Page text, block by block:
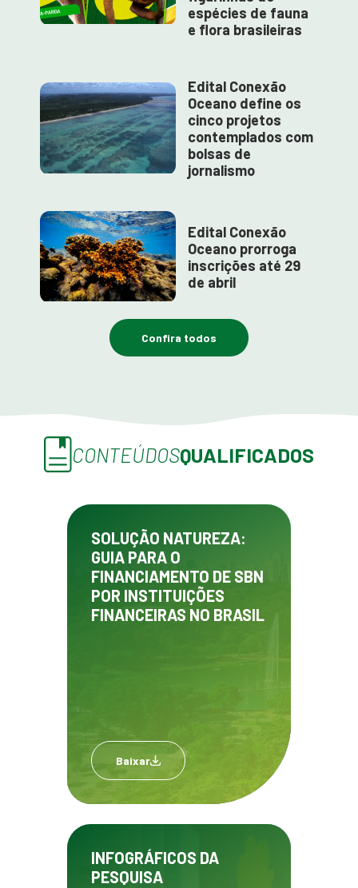
espécies de fauna
e flora brasileiras
Edital Conexão
Oceano define os
cinco projetos
contemplados com
bolsas de
jornalismo
Edital Conexão
Oceano prorroga
inscrições até 29
de abril
Confira todos
CONTEÚDOSQUALIFICADOS
SOLUÇÃO NATUREZA:
GUIA PARA O
FINANCIAMENTO DE SBN
POR INSTITUIÇÕES
FINANCEIRAS NO BRASIL
Baixar
INFOGRÁFICOS DA
PESQUISA